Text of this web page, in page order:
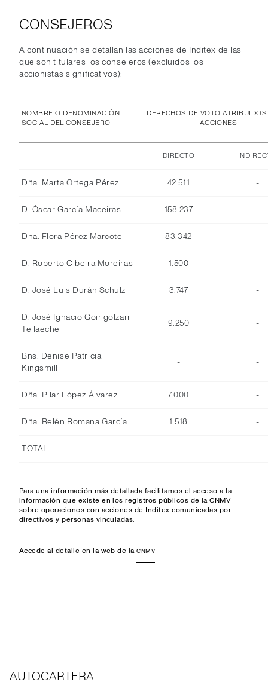
CONSEJEROS
A continuación se detallan las acciones de Inditex de las
que son titulares los consejeros (excluidos los
accionistas significativos):
NOMBRE O DENOMINACIÓN
SOCIAL DEL CONSEJERO
DERECHOS DE VOTO
ACCIONES
DIRECTO
Dña. Marta Ortega Pérez 42.511 -
D. Óscar García Maceiras 158.237 -
Dña. Flora Pérez Marcote 83.342 -
D. Roberto Cibeira Moreiras 1.500 -
D. José Luis Durán Schulz 3.747 -
D. José Ignacio Goirigolzarri
Tellaeche
9.250 -
Bns. Denise Patricia
Kingsmill
- -
Dña. Pilar López Álvarez 7.000 -
Dña. Belén Romana García 1.518 -
TOTAL -
Para una información más detallada facilitamos el acceso a la
información que existe en los registros públicos de la CNMV
sobre operaciones con acciones de Inditex comunicadas por
directivos y personas vinculadas.
Accede al detalle en la web de laCNMV
AUTOCARTERA